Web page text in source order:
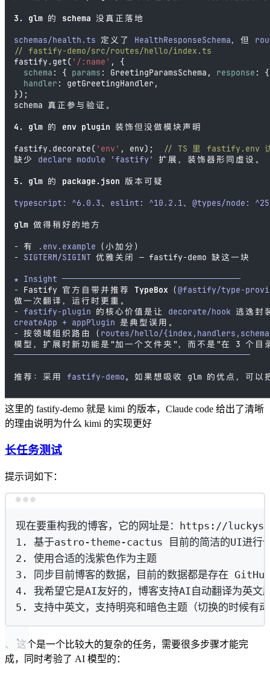
这里的 fastify-demo 就是 kimi 的版本，Claude code 给出了清晰
的理由说明为什么 kimi 的实现更好
长任务测试
提示词如下：
现在要重构我的博客，它的网址是：https://
1.
基于astro-theme-cactus
目前的简洁的UI进行
2.
使用合适的浅紫色作为主题
3.
同步目前博客的数据，目前的数据都是存在 GitHub
4.
我希望它是AI友好的，博客支持AI自动翻译为英文
5.
支持中英文，支持明亮和暗色主题（切换的时候有
、 这个是一个比较大的复杂的任务，需要很多步骤才能完
成，同时考验了 AI 模型的：